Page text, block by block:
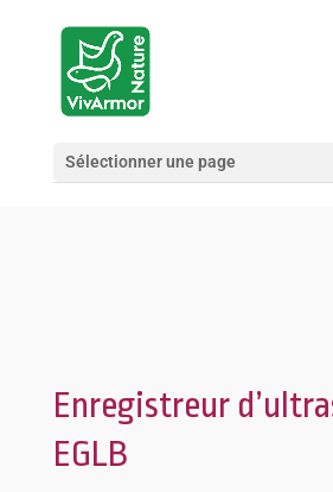
Sélectionner une page
Enregistreur
EGLB